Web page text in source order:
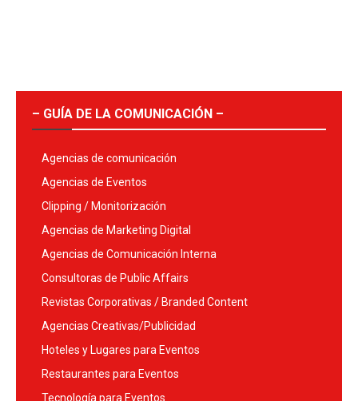
– GUÍA DE LA COMUNICACIÓN –
Agencias de comunicación
Agencias de Eventos
Clipping / Monitorización
Agencias de Marketing Digital
Agencias de Comunicación Interna
Consultoras de Public Affairs
Revistas Corporativas / Branded Content
Agencias Creativas/Publicidad
Hoteles y Lugares para Eventos
Restaurantes para Eventos
Tecnología para Eventos